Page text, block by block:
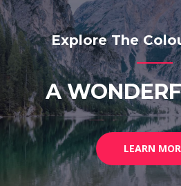
Explore The
A
LEARN